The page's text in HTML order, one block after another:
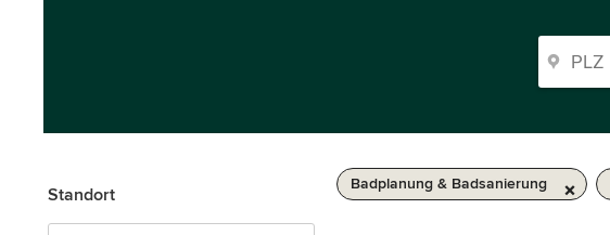
Standort
Badplanung & Badsanierung